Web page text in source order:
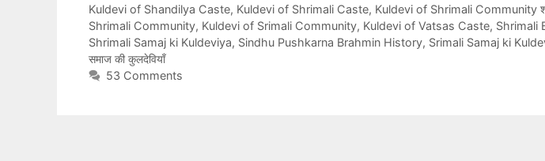
Kuldevi of Shandilya Caste, Kuldevi of Shrimali Caste, Kuldevi of Shrimali Community
Shrimali Community, Kuldevi of Srimali Community, Kuldevi of Vatsas Caste, Shrimali
Shrimali Samaj ki Kuldeviya, Sindhu Pushkarna Brahmin History, Srimali Samaj ki
समाज की कुलदेवियाँ
53 Comments